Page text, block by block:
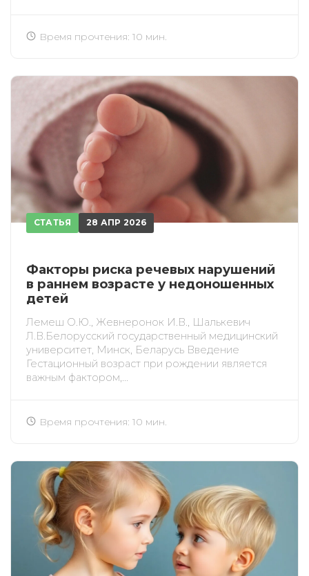
Время прочтения: 10 мин.
СТАТЬЯ 28 АПР 2026
Факторы риска речевых нарушений
в раннем возрасте у недоношенных
детей
Лемеш О.Ю., Жевнеронок И.В., Шалькевич
Л.В.Белорусский государственный медицинский
университет, Минск, Беларусь Введение
Гестационный возраст при рождении является
важным фактором,...
Время прочтения: 10 мин.
ПОЛУЧИТЬ ОТМЕНА
Приобретено